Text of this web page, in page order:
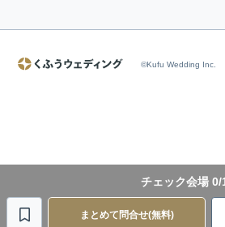
チェック会場 0/
まとめて問合せ(無料)
©Kufu Wedding Inc.